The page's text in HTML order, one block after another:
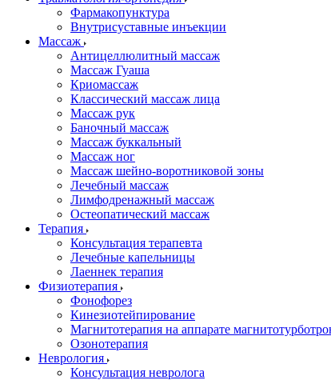
Фармакопунктура
Внутрисуставные инъекции
Массаж
Антицеллюлитный массаж
Массаж Гуаша
Криомассаж
Классический массаж лица
Массаж рук
Баночный массаж
Массаж буккальный
Массаж ног
Массаж шейно-воротниковой зоны
Лечебный массаж
Лимфодренажный массаж
Остеопатический массаж
Терапия
Консультация терапевта
Лечебные капельницы
Лаеннек терапия
Физиотерапия
Фонофорез
Кинезиотейпирование
Магнитотерапия на аппарате
Озонотерапия
Неврология
Консультация невролога